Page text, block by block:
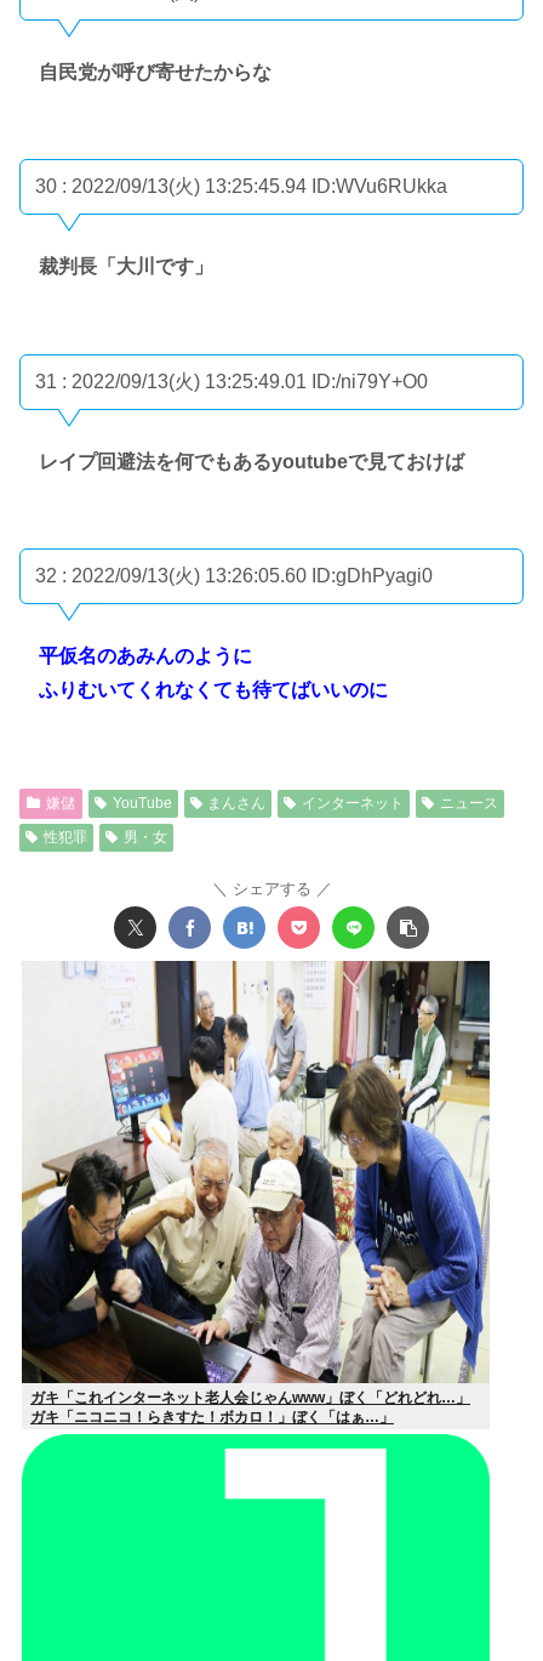
自民党が呼び寄せたからな
30 : 2022/09/13(火) 13:25:45.94 ID:WVu6RUkka
裁判長「大川です」
31 : 2022/09/13(火) 13:25:49.01 ID:/ni79Y+O0
レイプ回避法を何でもあるyoutubeで見ておけば
32 : 2022/09/13(火) 13:26:05.60 ID:gDhPyagi0
平仮名のあみんのように
ふりむいてくれなくても待てばいいのに
嫌儲 YouTube まんさん インターネット
ニュース
性犯罪
男・女
シェアする
ガキ「これインターネット老人会じゃんwww」ぼく「どれどれ…」
ガキ「ニコニコ！らきすた！ボカロ！」ぼく「はぁ…」